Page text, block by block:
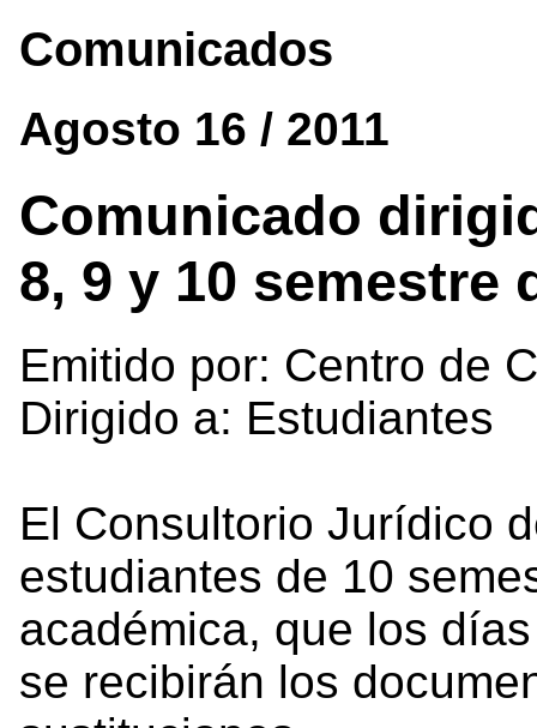
Comunicados
Agosto 16 / 2011
Comunicado
8, 9 y 10 semestre
Emitido por: Centro de
Dirigido a: Estudiantes
El Consultorio Jurídico
estudiantes de 10
académica, que los
se recibirán los